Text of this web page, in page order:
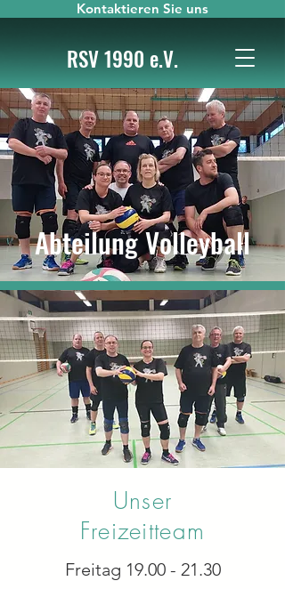
Kontaktieren Sie uns
RSV 1990 e.V.
Abteilung Volleyball
Unser
Freizeitteam
Freitag 19.00 - 21.30